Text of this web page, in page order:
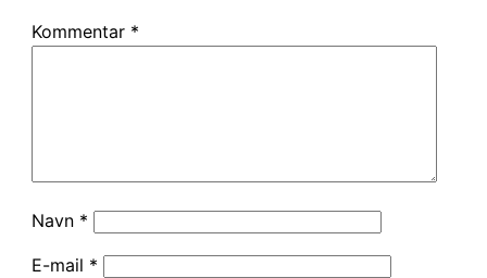
Kommentar *
Navn *
E-mail *